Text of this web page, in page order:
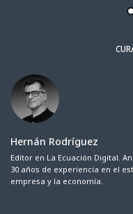
Hernán Rodríguez
Editor en La Ecuación Digital.
30 años de experiencia en el
empresa y la economía.